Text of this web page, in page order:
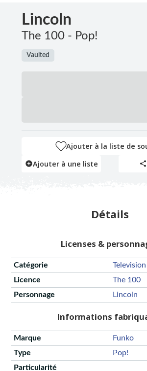
Lincoln
The 100 - Pop!
Vaulted
Ajouter à la liste de
Ajouter à une liste
Détails
Licenses &
Catégorie
Television
Licence
The 100
Personnage
Lincoln
Informations
Marque
Funko
Type
Pop!
Particularité